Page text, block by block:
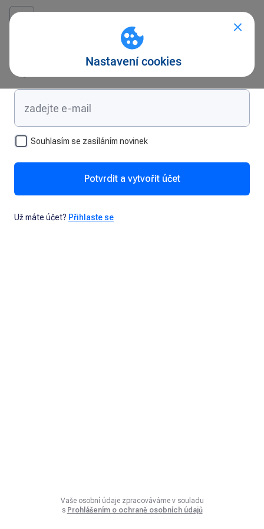
Vytvořte si účet
Souhlasím se zasíláním novinek
Potvrdit a vytvořit účet
Už máte účet? Přihlaste se
Vaše osobní údaje zpracováváme v souladu
s Prohlášením o ochraně osobních údajů